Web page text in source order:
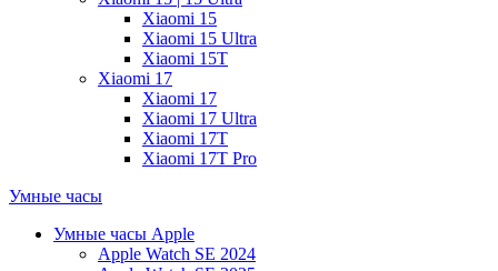
Xiaomi 15
Xiaomi 15 Ultra
Xiaomi 15T
Xiaomi 17
Xiaomi 17
Xiaomi 17 Ultra
Xiaomi 17T
Xiaomi 17T Pro
Умные часы
Умные часы Apple
Apple Watch SE 2024